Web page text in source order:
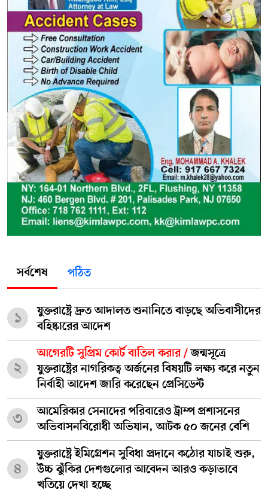
সর্বশেষ পঠিত
১
যুক্তরাষ্ট্রে দ্রুত আদালত শুনানিতে বাড়ছে অভিবাসীদের
বহিষ্কারের আদেশ
২
আগেরটি সুপ্রিম কোর্ট বাতিল করার /জন্মসূত্রে
যুক্তরাষ্ট্রের নাগরিকত্ব অর্জনের বিষয়টি লক্ষ্য করে নতুন
নির্বাহী আদেশ জারি করেছেন প্রেসিডেন্ট
৩
আমেরিকার সেনাদের পরিবারেও ট্রাম্প প্রশাসনের
অভিবাসনবিরোধী অভিযান, আটক ৫০ জনের বেশি
৪
যুক্তরাষ্ট্রে ইমিগ্রেশন সুবিধা প্রদানে কঠোর যাচাই শুরু,
উচ্চ ঝুঁকির দেশগুলোর আবেদন আরও কড়াভাবে
খতিয়ে দেখা হচ্ছে